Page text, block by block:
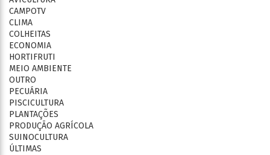
CAMPOTV
CLIMA
COLHEITAS
ECONOMIA
HORTIFRUTI
MEIO AMBIENTE
OUTRO
PECUÁRIA
PISCICULTURA
PLANTAÇÕES
PRODUÇÃO AGRÍCOLA
SUINOCULTURA
ÚLTIMAS